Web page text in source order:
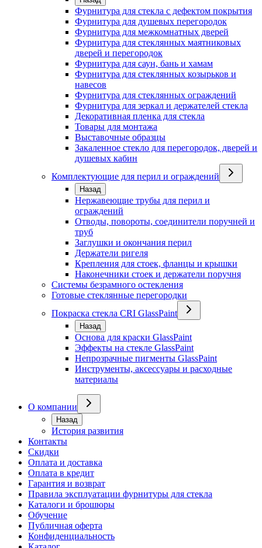
Фурнитура для стекла с дефектом покрытия
Фурнитура для душевых перегородок
Фурнитура для межкомнатных дверей
Фурнитура для стеклянных маятниковых
дверей и перегородок
Фурнитура для саун, бань и хамам
Фурнитура для стеклянных козырьков и
навесов
Фурнитура для стеклянных ограждений
Фурнитура для зеркал и держателей стекла
Декоративная пленка для стекла
Товары для монтажа
Выставочные образцы
Закаленное стекло для перегородок, дверей и
душевых кабин
Комплектующие для перил и ограждений
Назад
Нержавеющие трубы для перил и
ограждений
Отводы, повороты, соединители поручней и
труб
Заглушки и окончания перил
Держатели ригеля
Крепления для стоек, фланцы и крышки
Наконечники стоек и держатели поручня
Системы безрамного остекления
Готовые стеклянные перегородки
Покраска стекла CRI GlassPaint
Назад
Основа для краски GlassPaint
Эффекты на стекле GlassPaint
Непрозрачные пигменты GlassPaint
Инструменты, аксессуары и расходные
материалы
О компании
Назад
История развития
Контакты
Скидки
Оплата и доставка
Оплата в кредит
Гарантия и возврат
Правила эксплуатации фурнитуры для стекла
Каталоги и брошюры
Обучение
Публичная оферта
Конфиденциальность